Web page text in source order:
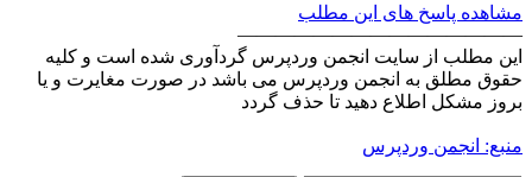
مشاهده پاسخ های این مطلب
———————————————
این مطلب از سایت انجمن وردپرس گردآوری شده است و کلیه
حقوق مطلق به انجمن وردپرس می باشد در صورت مغایرت و یا
بروز مشکل اطلاع دهید تا حذف گردد
منبع: انجمن وردپرس